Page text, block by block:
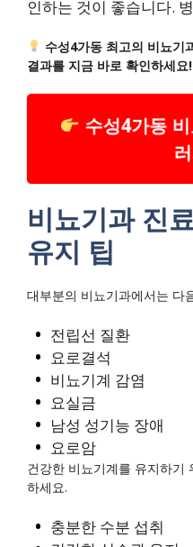
인하는 것이 좋습니다.
수성4가동 최고의 비뇨기
결과를 지금 바로 확인하세요!
수성4가동 비
비뇨기과 진
유지 팁
대부분의 비뇨기과에서는 다
전립선 질환
요로결석
비뇨기계 감염
요실금
남성 성기능 장애
요로암
건강한 비뇨기계를 유지하기
하세요.
충분한 수분 섭취